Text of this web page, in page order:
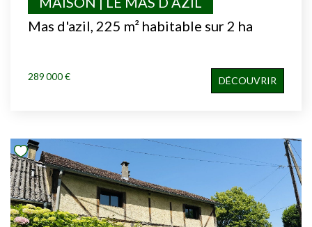
Mas d'azil, 225 m² habitable sur 2 ha
289 000 € DÉCOUVRIR